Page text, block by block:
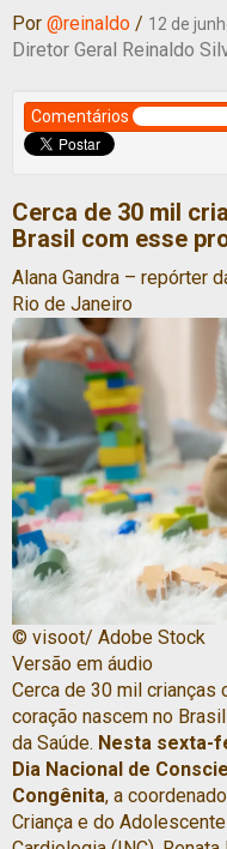
Por @reinaldo / 12 de
Diretor Geral Reinaldo
Comentários
Cerca de 30 mil
Brasil com esse
Alana Gandra – repórter
Rio de Janeiro
© visoot/ Adobe Stock
Versão em áudio
Cerca de 30 mil crianças
coração nascem no
da Saúde. Nesta sexta-
Dia Nacional de
Congênita, a
Criança e do